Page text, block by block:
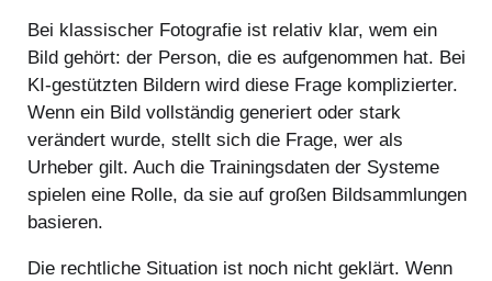
Bei klassischer Fotografie ist relativ klar, wem ein
Bild gehört: der Person, die es aufgenommen hat. Bei
KI-gestützten Bildern wird diese Frage komplizierter.
Wenn ein Bild vollständig generiert oder stark
verändert wurde, stellt sich die Frage, wer als
Urheber gilt. Auch die Trainingsdaten der Systeme
spielen eine Rolle, da sie auf großen Bildsammlungen
basieren.
Die rechtliche Situation ist noch nicht geklärt. Wenn